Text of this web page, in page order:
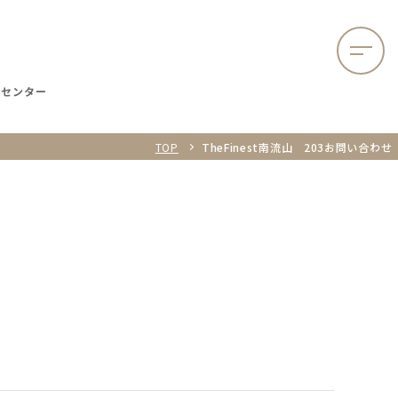
ンター
TOP TheFinest南流山 203お問い合わせ